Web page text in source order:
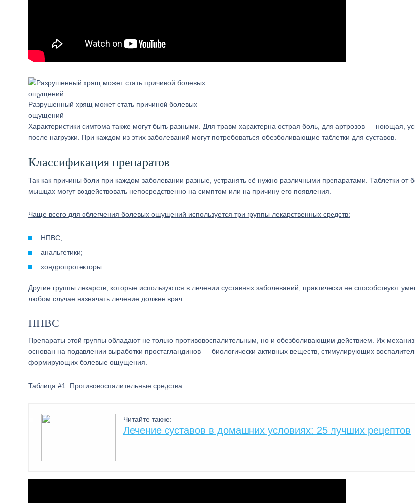
Разрушенный хрящ может стать причиной болевых
ощущений
Характеристики симтома также могут быть разными. Для травм характерна острая боль, для артрозов — ноющая,
после нагрузки. При каждом из этих заболеваний могут потребоваться обезболивающие таблетки для суставов.
Классификация препаратов
Так как причины боли при каждом заболевании разные, устранять её нужно различными препаратами. Таблетки от
мышцах могут воздействовать непосредственно на симптом или на причину его появления.
Чаще всего для облегчения болевых ощущений используется три группы лекарственных средств:
НПВС;
анальгетики;
хондропротекторы.
Другие группы лекарств, которые используются в лечении суставных заболеваний, практически не способствуют
любом случае назначать лечение должен врач.
НПВС
Препараты этой группы обладают не только противовоспалительным, но и обезболивающим действием. Их
основан на подавлении выработки простагландинов — биологически активных веществ, стимулирующих
формирующих болевые ощущения.
Таблица #1. Противовоспалительные средства:
Читайте также:
Лечение суставов в домашних условиях: 25 лучших рецептов